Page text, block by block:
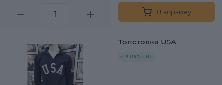
В корзину
Толстовка USA
в наличии